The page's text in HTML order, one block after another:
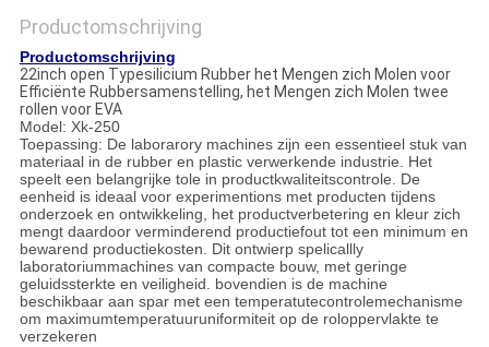
Productomschrijving
Productomschrijving
22inch open Typesilicium Rubber het Mengen zich Molen voor
Efficiënte Rubbersamenstelling, het Mengen zich Molen twee
rollen voor EVA
Model: Xk-250
Toepassing: De laborarory machines zijn een essentieel stuk van
materiaal in de rubber en plastic verwerkende industrie. Het
speelt een belangrijke tole in productkwaliteitscontrole. De
eenheid is ideaal voor experimentions met producten tijdens
onderzoek en ontwikkeling, het productverbetering en kleur zich
mengt daardoor verminderend productiefout tot een minimum en
bewarend productiekosten. Dit ontwierp spelicallly
laboratoriummachines van compacte bouw, met geringe
geluidssterkte en veiligheid. bovendien is de machine
beschikbaar aan spar met een temperatutecontrolemechanisme
om maximumtemperatuuruniformiteit op de roloppervlakte te
verzekeren